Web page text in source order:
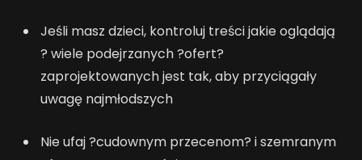
Jeśli masz dzieci, kontroluj treści jakie oglądają
? wiele podejrzanych ?ofert?
zaprojektowanych jest tak, aby przyciągały
uwagę najmłodszych
Nie ufaj ?cudownym przecenom? i szemranym